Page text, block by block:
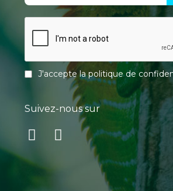
J'accepte lapolitique de
Suivez-nous sur